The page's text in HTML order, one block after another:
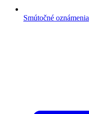
Smútočné oznámenia